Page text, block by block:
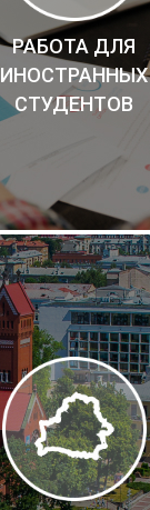
РАБОТА ДЛЯ
ИНОСТРАННЫХ
СТУДЕНТОВ